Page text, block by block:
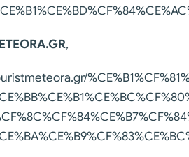
.GR,